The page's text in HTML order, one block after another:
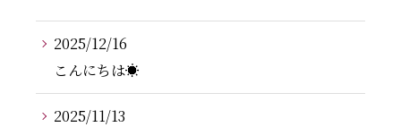
2025/12/16
こんにちは☀️
2025/11/13